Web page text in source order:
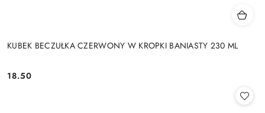
KUBEK BECZUŁKA CZERWONY W KROPKI BANIASTY 230 ML
Cena:
18.50